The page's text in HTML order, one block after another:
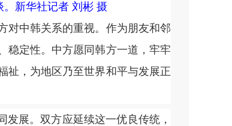
。新华社记者 刘彬 摄
中韩关系的重视。作为朋友和邻
稳定性。中方愿同韩方一道，牢牢
祉，为地区乃至世界和平与发展正
展。双方应延续这一优良传统，